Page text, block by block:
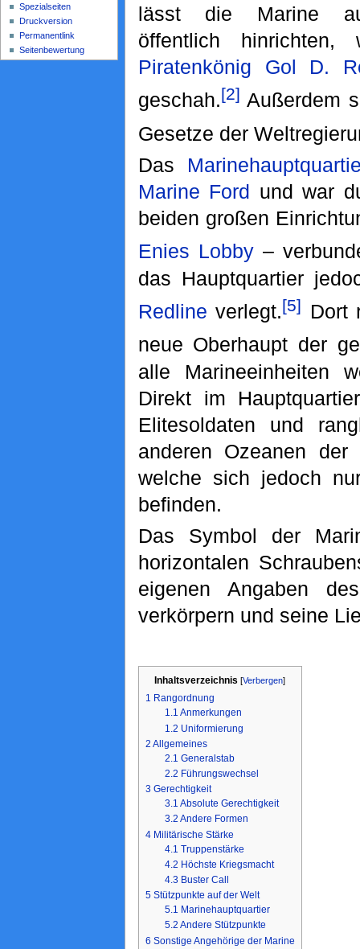
lässt die Marine
öffentlich
Piratenkönig
Gol D.
geschah.[2] Außerdem
Gesetze der
Das
Marine Ford und war
beiden großen
Enies Lobby–
das Hauptquartier
Redline verlegt.[5]
Dort
neue Oberhaupt der
alle Marineeinheiten
Direkt im
Elitesoldaten und
anderen Ozeanen
welche sich jedoch
befinden.
Das Symbol der
horizontalen
eigenen Angaben
verkörpern und seine
Inhaltsverzeichnis [Verbergen]
1 Rangordnung
1.1 Anmerkungen
1.2 Uniformierung
2 Allgemeines
2.1 Generalstab
2.2 Führungswechsel
3 Gerechtigkeit
3.1 Absolute Gerechtigkeit
3.2 Andere Formen
4 Militärische Stärke
4.1 Truppenstärke
4.2 Höchste Kriegsmacht
4.3 Buster Call
5 Stützpunkte auf der Welt
5.1 Marinehauptquartier
5.2 Andere Stützpunkte
6 Sonstige Angehörige der Marine
Spezialseiten
Druckversion
Permanentlink
Seitenbewertung